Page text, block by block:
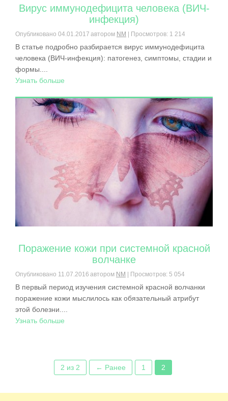
Вирус иммунодефицита человека (ВИЧ-
инфекция)
Опубликовано 04.01.2017 автором NM | Просмотров: 1 214
В статье подробно разбирается вирус иммунодефицита
человека (ВИЧ-инфекция): патогенез, симптомы, стадии и
формы....
Узнать больше
Поражение кожи при системной красной
волчанке
Опубликовано 11.07.2016 автором NM | Просмотров: 5 054
В первый период изучения системной красной волчанки
поражение кожи мыслилось как обязательный атрибут
этой болезни....
Узнать больше
2 из 2 ← Ранее 1 2